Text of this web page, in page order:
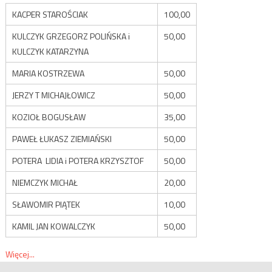
KACPER STAROŚCIAK
100,00
KULCZYK GRZEGORZ POLIŃSKA i
KULCZYK KATARZYNA
50,00
MARIA KOSTRZEWA
50,00
JERZY T MICHAJŁOWICZ
50,00
KOZIOŁ BOGUSŁAW
35,00
PAWEŁ ŁUKASZ ZIEMIAŃSKI
50,00
POTERA LIDIA i POTERA KRZYSZTOF
50,00
NIEMCZYK MICHAŁ
20,00
SŁAWOMIR PIĄTEK
10,00
KAMIL JAN KOWALCZYK
50,00
Więcej...